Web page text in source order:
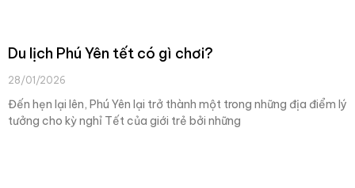
Du lịch Phú Yên tết có gì chơi?
28/01/2026
Đến hẹn lại lên, Phú Yên lại trở thành một trong những địa điểm lý
tưởng cho kỳ nghỉ Tết của giới trẻ bởi những